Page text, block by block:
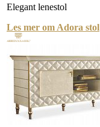
Elegant lenestol
Les mer om Adora stol